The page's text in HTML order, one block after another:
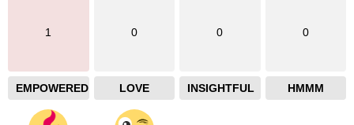
1
EMPOWERED
0
LOVE
0
INSIGHTFUL
0
HMMM